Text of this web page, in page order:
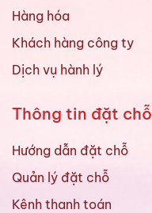
Hàng hóa
Khách hàng công ty
Dịch vụ hành lý
Thông tin đặt chỗ
Hướng dẫn đặt chỗ
Quản lý đặt chỗ
Kênh thanh toán